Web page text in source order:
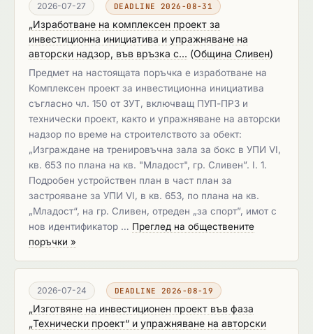
2026-07-27 DEADLINE 2026-08-31
„Изработване на комплексен проект за
инвестиционна инициатива и упражняване на
авторски надзор, във връзка с... (Община Сливен)
Предмет на настоящата поръчка е изработване на
Комплексен проект за инвестиционна инициатива
съгласно чл. 150 от ЗУТ, включващ ПУП-ПРЗ и
технически проект, както и упражняване на авторски
надзор по време на строителството за обект:
„Изграждане на тренировъчна зала за бокс в УПИ VI,
кв. 653 по плана на кв. "Младост", гр. Сливен”. I. 1.
Подробен устройствен план в част план за
застрояване за УПИ VІ, в кв. 653, по плана на кв.
„Младост“, на гр. Сливен, отреден „за спорт”, имот с
нов идентификатор … Преглед на обществените
поръчки »
2026-07-24 DEADLINE 2026-08-19
„Изготвяне на инвестиционен проект във фаза
„Технически проект“ и упражняване на авторски